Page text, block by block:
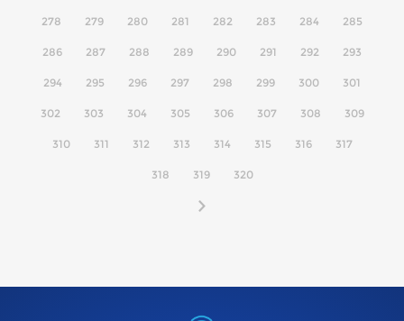
278 279 280 281 282 283 284 285
286 287 288 289 290 291 292 293
294 295 296 297 298 299 300 301
302 303 304 305 306 307 308 309
310 311 312 313 314 315 316 317
318 319 320